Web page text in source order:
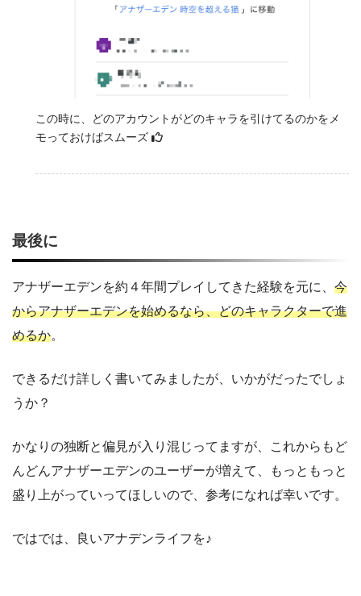
この時に、どのアカウントがどのキャラを引けてるのかをメ
モっておけばスムーズ
最後に
アナザーエデンを約４年間プレイしてきた経験を元に、 今
からアナザーエデンを始めるなら、どのキャラクターで進
めるか。
できるだけ詳しく書いてみましたが、いかがだったでしょ
うか？
かなりの独断と偏見が入り混じってますが、これからもど
んどんアナザーエデンのユーザーが増えて、もっともっと
盛り上がっていってほしいので、参考になれば幸いです。
ではでは、良いアナデンライフを♪